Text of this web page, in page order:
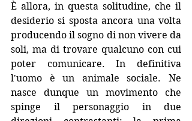
È allora, in questa solitudine, che il
desiderio si sposta ancora una volta
producendo il sogno di non vivere da
soli, ma di trovare qualcuno con cui
poter comunicare. In definitiva
l'uomo è un animale sociale. Ne
nasce dunque un movimento che
spinge il personaggio in due